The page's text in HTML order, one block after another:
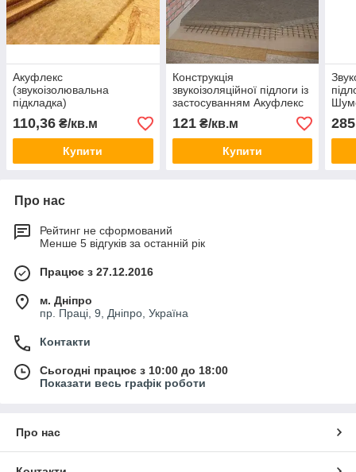
Акуфлекс
(звукоізолювальна
підкладка)
110,36 ₴/кв.м
Купити
Конструкція
звукоізоляційної підлоги із
застосуванням Акуфлекс
під стяжкою
121₴/кв.м
Купити
285
Про нас
Рейтинг не сформований
Менше 5 відгуків за останній рік
Працює з 27.12.2016
м. Дніпро
пр. Праці, 9, Дніпро, Україна
Контакти
Сьогодні працює з 10:00 до 18:00
Показати весь графік роботи
Про нас